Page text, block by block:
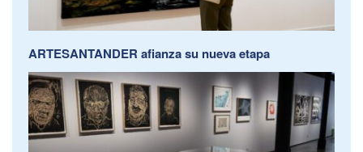
ARTESANTANDER afianza su nueva etapa